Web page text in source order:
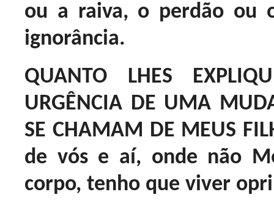
ou a raiva, o perdão ou
ignorância.
QUANTO LHES
URGÊNCIA DE UMA
SE CHAMAM DE MEUS
de vós e aí, onde não
corpo, tenho que viver